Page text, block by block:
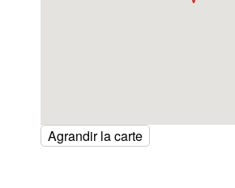
Agrandir la carte